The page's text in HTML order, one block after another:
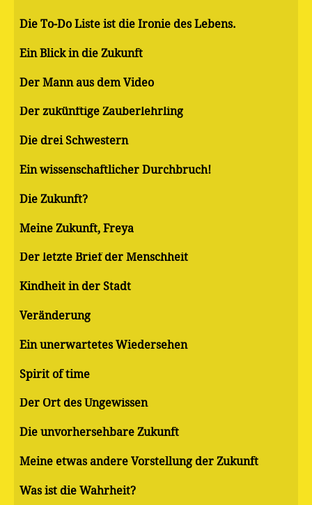
Die To-Do Liste ist die Ironie des Lebens.
Ein Blick in die Zukunft
Der Mann aus dem Video
Der zukünftige Zauberlehrling
Die drei Schwestern
Ein wissenschaftlicher Durchbruch!
Die Zukunft?
Meine Zukunft, Freya
Der letzte Brief der Menschheit
Kindheit in der Stadt
Veränderung
Ein unerwartetes Wiedersehen
Spirit of time
Der Ort des Ungewissen
Die unvorhersehbare Zukunft
Meine etwas andere Vorstellung der Zukunft
Was ist die Wahrheit?